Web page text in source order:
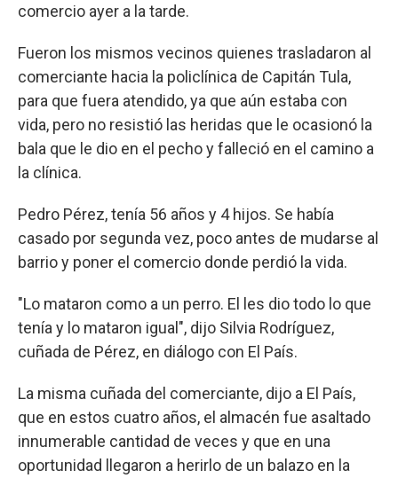
comercio ayer a la tarde.
Fueron los mismos vecinos quienes trasladaron al
comerciante hacia la policlínica de Capitán Tula,
para que fuera atendido, ya que aún estaba con
vida, pero no resistió las heridas que le ocasionó la
bala que le dio en el pecho y falleció en el camino a
la clínica.
Pedro Pérez, tenía 56 años y 4 hijos. Se había
casado por segunda vez, poco antes de mudarse al
barrio y poner el comercio donde perdió la vida.
"Lo mataron como a un perro. El les dio todo lo que
tenía y lo mataron igual", dijo Silvia Rodríguez,
cuñada de Pérez, en diálogo con El País.
La misma cuñada del comerciante, dijo a El País,
que en estos cuatro años, el almacén fue asaltado
innumerable cantidad de veces y que en una
oportunidad llegaron a herirlo de un balazo en la